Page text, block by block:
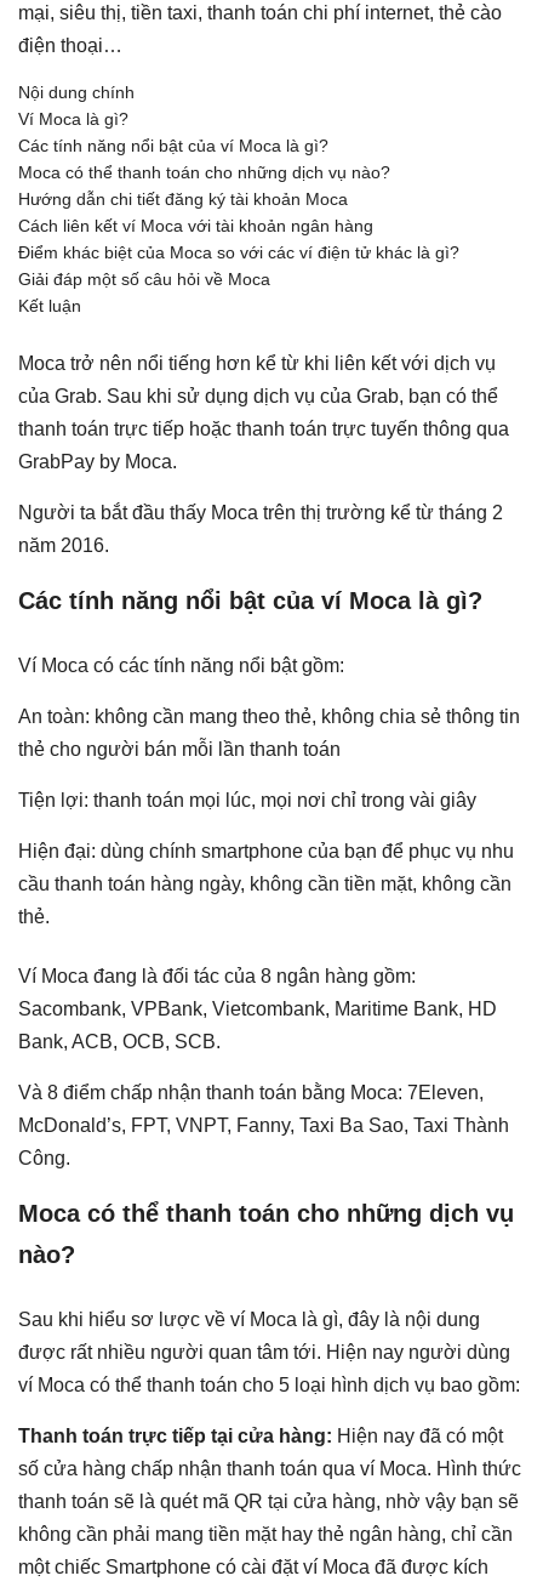
mại, siêu thị, tiền taxi, thanh toán chi phí internet, thẻ cào
điện thoại…
Nội dung chính
Ví Moca là gì?
Các tính năng nổi bật của ví Moca là gì?
Moca có thể thanh toán cho những dịch vụ nào?
Hướng dẫn chi tiết đăng ký tài khoản Moca
Cách liên kết ví Moca với tài khoản ngân hàng
Điểm khác biệt của Moca so với các ví điện tử khác là gì?
Giải đáp một số câu hỏi về Moca
Kết luận
Moca trở nên nổi tiếng hơn kể từ khi liên kết với dịch vụ
của Grab. Sau khi sử dụng dịch vụ của Grab, bạn có thể
thanh toán trực tiếp hoặc thanh toán trực tuyến thông qua
GrabPay by Moca.
Người ta bắt đầu thấy Moca trên thị trường kể từ tháng 2
năm 2016.
Các tính năng nổi bật của ví Moca là gì?
Ví Moca có các tính năng nổi bật gồm:
An toàn: không cần mang theo thẻ, không chia sẻ thông tin
thẻ cho người bán mỗi lần thanh toán
Tiện lợi: thanh toán mọi lúc, mọi nơi chỉ trong vài giây
Hiện đại: dùng chính smartphone của bạn để phục vụ nhu
cầu thanh toán hàng ngày, không cần tiền mặt, không cần
thẻ.
Ví Moca đang là đối tác của 8 ngân hàng gồm:
Sacombank, VPBank, Vietcombank, Maritime Bank, HD
Bank, ACB, OCB, SCB.
Và 8 điểm chấp nhận thanh toán bằng Moca: 7Eleven,
McDonald’s, FPT, VNPT, Fanny, Taxi Ba Sao, Taxi Thành
Công.
Moca có thể thanh toán cho những dịch vụ
nào?
Sau khi hiểu sơ lược về ví Moca là gì, đây là nội dung
được rất nhiều người quan tâm tới. Hiện nay người dùng
ví Moca có thể thanh toán cho 5 loại hình dịch vụ bao gồm:
Thanh toán trực tiếp tại cửa hàng: Hiện nay đã có một
số cửa hàng chấp nhận thanh toán qua ví Moca. Hình thức
thanh toán sẽ là quét mã QR tại cửa hàng, nhờ vậy bạn sẽ
không cần phải mang tiền mặt hay thẻ ngân hàng, chỉ cần
một chiếc Smartphone có cài đặt ví Moca đã được kích